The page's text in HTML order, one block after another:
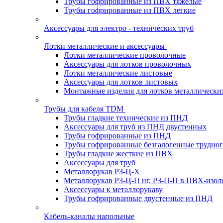
Трубы гофрированные из ПВХ легкие
Аксессуары для электро - технических труб
Лотки металлические и аксессуары
Лотки металлические проволочные
Аксессуары для лотков проволочных
Лотки металлические листовые
Аксессуары для лотков листовых
Монтажные изделия для лотков
Трубы для кабеля TDM
Трубы гладкие технические из ПНД
Аксессуары для труб из ПНД двустенных
Трубы гофрированные из ПНД
Трубы гофрированные безгалогенные
Трубы гладкие жесткие из ПВХ
Аксессуары для труб
Металлорукав РЗ-Ц-Х
Металлорукав РЗ-Ц-П нг, РЗ-Ц-П в ПВХ-
Аксессуары к металлорукаву
Трубы гофрированные двустенные из ПНД
Кабель-каналы напольные